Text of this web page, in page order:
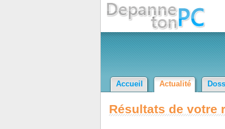
Accueil Actualité
Résultats de votre